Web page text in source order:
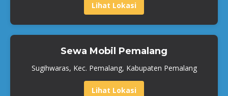
Lihat Lokasi
Sewa Mobil Pemalang
Sugihwaras, Kec. Pemalang, Kabupaten Pemalang
Lihat Lokasi